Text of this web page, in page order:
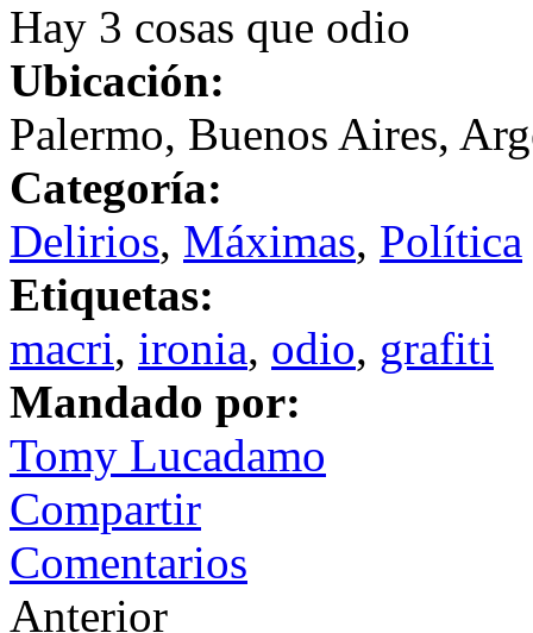
Hay 3 cosas que odio
Ubicación:
Palermo, Buenos Aires,
Categoría:
Delirios, Máximas, Política
Etiquetas:
macri, ironia, odio, grafiti
Mandado por:
Tomy Lucadamo
Compartir
Comentarios
Anterior